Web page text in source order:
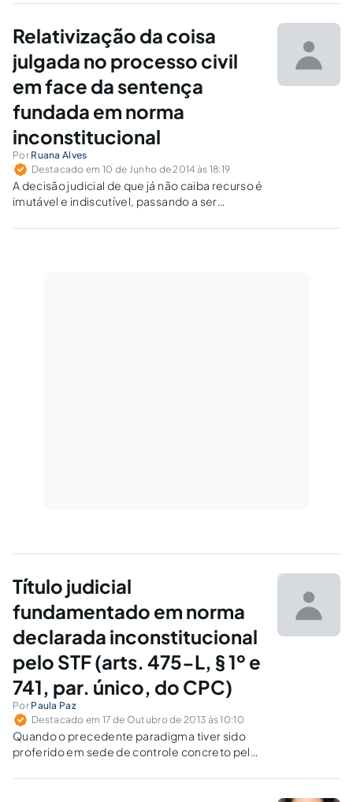
rever a ideia de indiscutibilidade da coisa
autorizam afastar o da segurança jurídica.
Relativização da coisa
julgada no processo civil
em face da sentença
fundada em norma
inconstitucional
Por Ruana Alves
Destacado em 10 de Junho de 2014 às 18:19
A decisão judicial de que já não caiba recurso é
imutável e indiscutível, passando a ser
julgada e da segurança jurídica. Contudo, é
Título judicial
fundamentado em norma
declarada inconstitucional
pelo STF (arts. 475-L, § 1º e
741, par. único, do CPC)
Por Paula Paz
Destacado em 17 de Outubro de 2013 às 10:10
Quando o precedente paradigma tiver sido
proferido em sede de controle concreto pelo
título judicial, exige-se desconstituição do